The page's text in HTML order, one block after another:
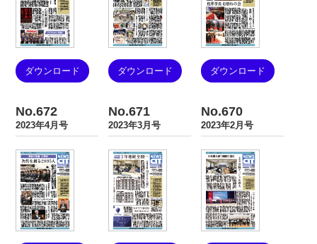
ダウンロード ダウンロード ダウンロード
No.672
2023年4月号
No.671
2023年3月号
No.670
2023年2月号